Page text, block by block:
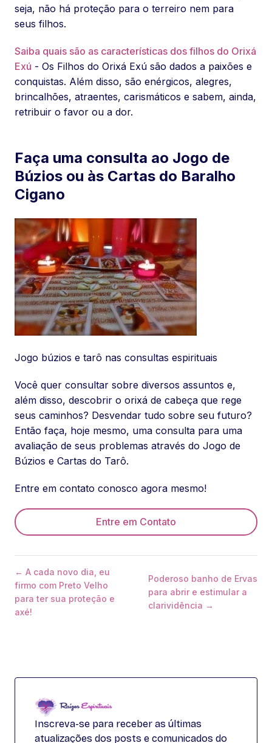
seja, não há proteção para o terreiro nem para
seus filhos.
Saiba quais são as características dos filhos do Orixá
Exú - Os Filhos do Orixá Exú são dados a paixões e
conquistas. Além disso, são enérgicos, alegres,
brincalhões, atraentes, carismáticos e sabem, ainda,
retribuir o favor ou a dor.
Faça uma consulta ao Jogo de
Búzios ou às Cartas do Baralho
Cigano
Jogo búzios e tarô nas consultas espirituais
Você quer consultar sobre diversos assuntos e,
além disso, descobrir o orixá de cabeça que rege
seus caminhos? Desvendar tudo sobre seu futuro?
Então faça, hoje mesmo, uma consulta para uma
avaliação de seus problemas através do Jogo de
Búzios e Cartas do Tarô.
Entre em contato conosco agora mesmo!
Entre em Contato
← A cada novo dia, eu
firmo com Preto Velho
para ter sua proteção e
axé!
Poderoso banho de Ervas
para abrir e estimular a
clarividência →
Inscreva-se para receber as últimas
atualizações dos posts e comunicados do